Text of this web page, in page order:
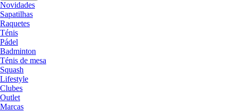
Novidades
Sapatilhas
Raquetes
Ténis
Pádel
Badminton
Ténis de mesa
Squash
Lifestyle
Clubes
Outlet
Marcas